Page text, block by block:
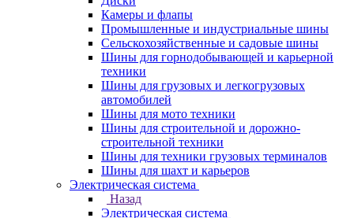
Камеры и флапы
Промышленные и индустриальные шины
Сельскохозяйственные и садовые шины
Шины для горнодобывающей и карьерной
техники
Шины для грузовых и легкогрузовых
автомобилей
Шины для мото техники
Шины для строительной и дорожно-
строительной техники
Шины для техники грузовых терминалов
Шины для шахт и карьеров
Электрическая система
Назад
Электрическая система